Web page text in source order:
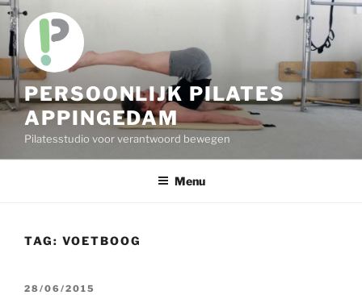
Skip
to
content
PERSOONLIJK PILATES
APPINGEDAM
Pilatesstudio voor verantwoord bewegen
Menu
TAG: VOETBOOG
POSTED
28/06/2015